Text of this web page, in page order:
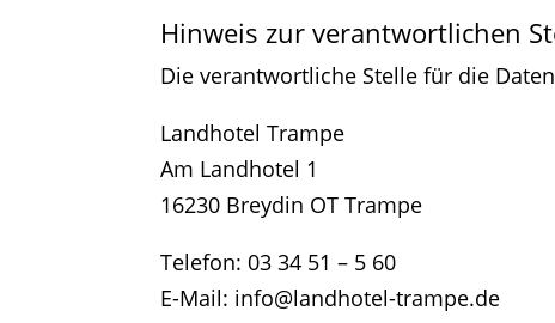
Hinweis zur verantwortlichen
Die verantwortliche Stelle für die
Landhotel Trampe
Am Landhotel 1
16230 Breydin OT Trampe
Telefon: 03 34 51 – 5 60
E-Mail: info@landhotel-trampe.de